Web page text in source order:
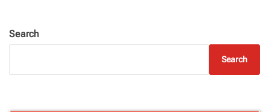
Search
Search